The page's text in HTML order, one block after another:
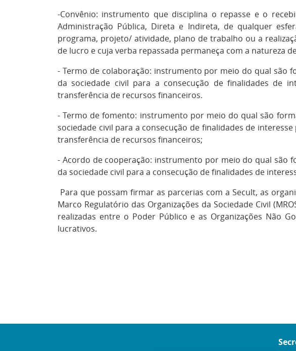
-Convênio: instrumento que disciplina o repasse e o
Administração Pública, Direta e Indireta, de qualquer
programa, projeto/ atividade, plano de trabalho ou a
de lucro e cuja verba repassada permaneça com a natureza
- Termo de colaboração: instrumento por meio do qual são
da sociedade civil para a consecução de finalidades de
transferência de recursos financeiros.
- Termo de fomento: instrumento por meio do qual são
sociedade civil para a consecução de finalidades de
transferência de recursos financeiros;
- Acordo de cooperação: instrumento por meio do qual são
da sociedade civil para a consecução de finalidades de
Para que possam firmar as parcerias com a Secult, as
Marco Regulatório das Organizações da Sociedade Civil
realizadas entre o Poder Público e as Organizações Não
lucrativos.